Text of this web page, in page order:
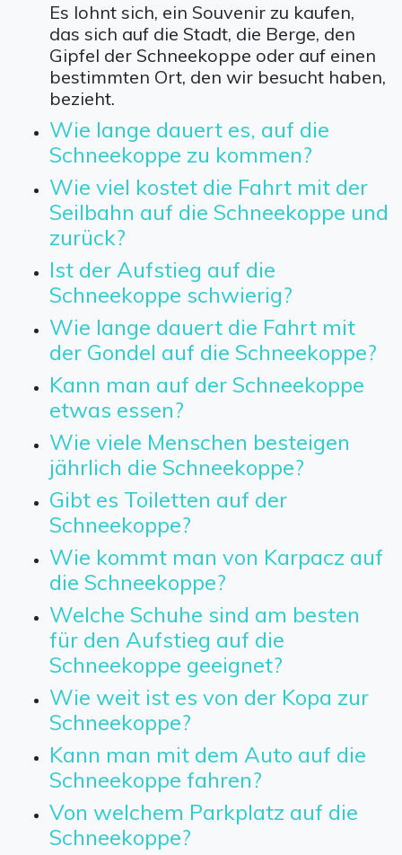
Es lohnt sich, ein Souvenir zu kaufen,
das sich auf die Stadt, die Berge, den
Gipfel der Schneekoppe oder auf einen
bestimmten Ort, den wir besucht haben,
bezieht.
Wie lange dauert es, auf die
Schneekoppe zu kommen?
Wie viel kostet die Fahrt mit der
Seilbahn auf die Schneekoppe und
zurück?
Ist der Aufstieg auf die
Schneekoppe schwierig?
Wie lange dauert die Fahrt mit
der Gondel auf die Schneekoppe?
Kann man auf der Schneekoppe
etwas essen?
Wie viele Menschen besteigen
jährlich die Schneekoppe?
Gibt es Toiletten auf der
Schneekoppe?
Wie kommt man von Karpacz auf
die Schneekoppe?
Welche Schuhe sind am besten
für den Aufstieg auf die
Schneekoppe geeignet?
Wie weit ist es von der Kopa zur
Schneekoppe?
Kann man mit dem Auto auf die
Schneekoppe fahren?
Von welchem Parkplatz auf die
Schneekoppe?